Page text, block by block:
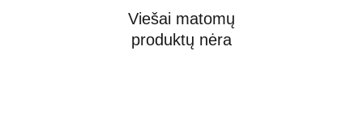
Viešai matomų
produktų nėra